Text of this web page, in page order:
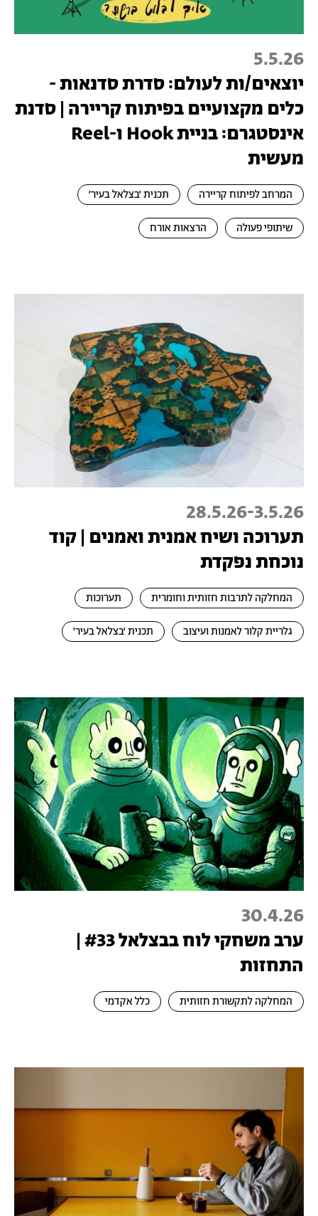
5.5.26
יוצאים/ות לעולם: סדרת סדנאות -
כלים מקצועיים בפיתוח קריירה | סדנת
אינסטגרם: בניית Hook ו-Reel
מעשית
המרחב לפיתוח קריירה תכנית ׳בצלאל בעיר׳
שיתופי פעולה הרצאות אורח
3.5.26
-
28.5.26
תערוכה ושיח אמנית ואמנים | קוד
נוכחת נפקדת
המחלקה לתרבות חזותית וחומרית תערוכות
גלריית קלור לאמנות ועיצוב תכנית ׳בצלאל בעיר׳
30.4.26
ערב משחקי לוח בבצלאל #33 |
התחזות
המחלקה לתקשורת חזותית כלל אקדמי